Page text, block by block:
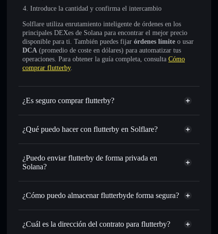
Introduce la cantidad y confirma el intercambio
Solflare utiliza enrutamiento inteligente de órdenes en los
principales DEXes de Solana para encontrar el mejor precio
disponible para ti. También puedes fijar órdenes límite o usar
DCA (promedio de coste en dólares) para automatizar tus
operaciones. Para obtener la guía completa, consulta Cómo
comprar flutterby.
¿Es seguro comprar flutterby?
flutterby no está verificado
¿Qué puedo hacer con flutterby en Solflare?
flutterby
cartera de Solflare
Intercambiar al instante: operar con $FLUTTERBY para
SOL, USDC o miles de otros tokens de Solana con
disponible
Establecer órdenes límite: automatizar las operaciones en
$FLUTTERBY a lo largo del tiempo
¿Puedo enviar flutterby de forma privada en
Solana?
agregador de privacidad
¿Cómo puedo almacenar flutterbyde forma segura?
flutterby
¿Cuál es la dirección del contrato para flutterby?